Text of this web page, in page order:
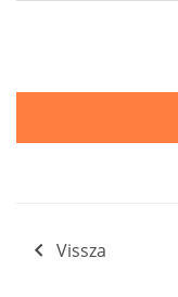
Vissza